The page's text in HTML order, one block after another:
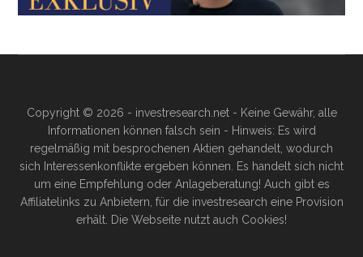
Copyright © 2026 - investresearch.net - Keine Gewähr, alle
Informationen können falsch sein - Hinweis: Es wird
regelmäßig mit besprochenen Aktien gehandelt, wodurch
sich Interessenkonflikte ergeben können. Es handelt sich nicht
um eine Empfehlung oder Anlageberatung! Auch gibt es
Affiliatelinks zu Anbietern, für die investresearch eine Provision
erhält. Die Webseite nutzt auch Cookies!